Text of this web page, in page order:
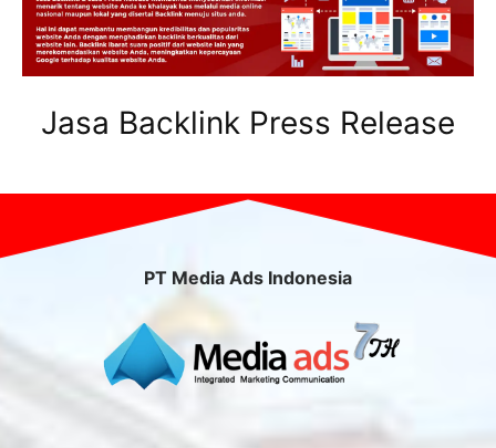
Jasa Backlink Press Release
PT Media Ads Indonesia